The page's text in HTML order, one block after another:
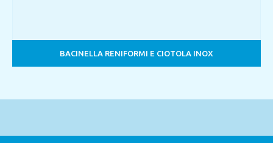
BACINELLA RENIFORMI E CIOTOLA INOX